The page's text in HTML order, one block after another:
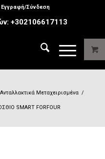
Σύνδεση
+302106617113
Ανταλλακτικά Μεταχειρισμένα /
SMART FORFOUR